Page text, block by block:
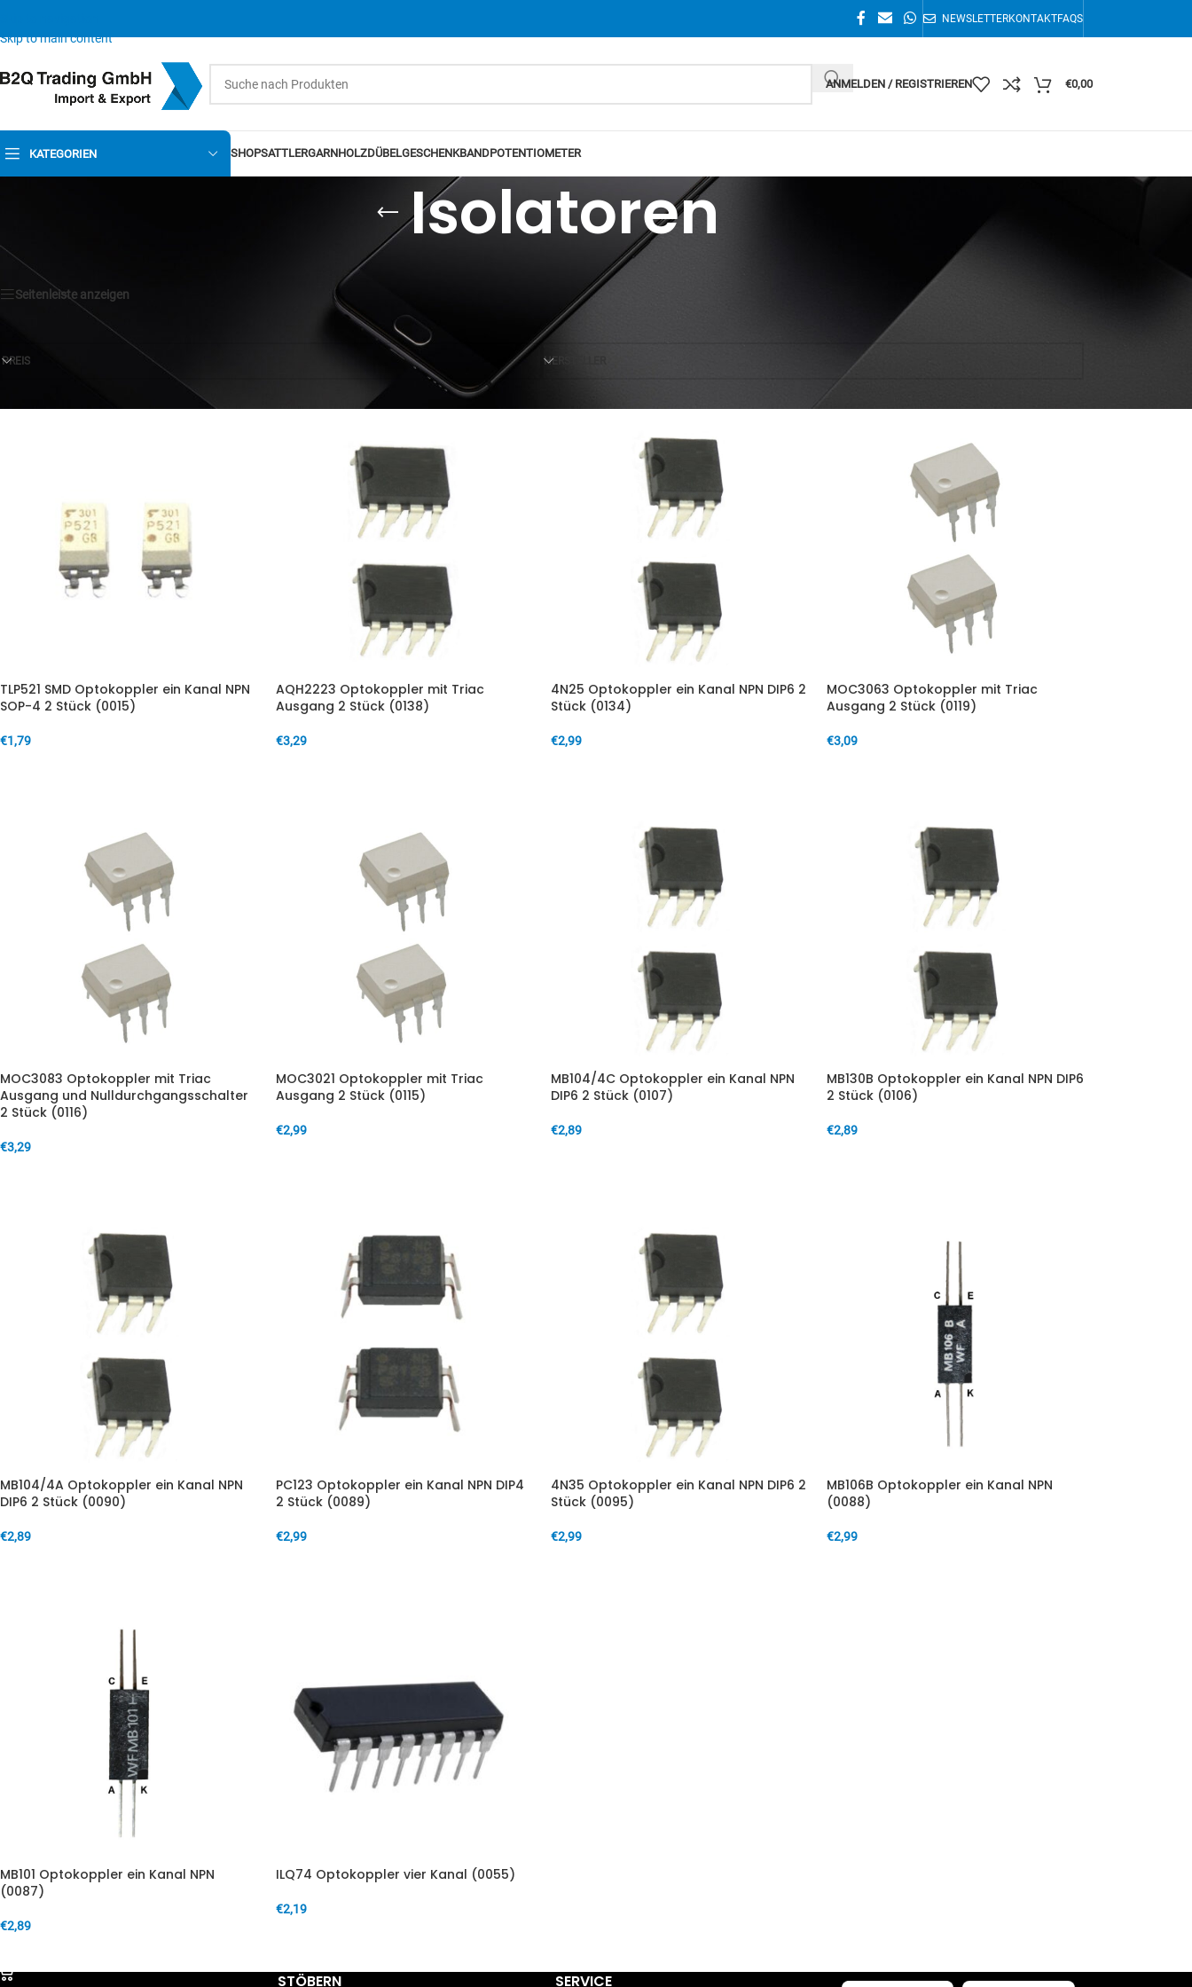
Skip to main content
NEWSLETTERKONTAKTFAQS
ANMELDEN / REGISTRIEREN €0,00
KATEGORIEN SHOPSATTLERGARNHOLZDÜBELGESCHENKBANDPOTENTIOMETER
Isolatoren
Alle 14 Ergebnisse werden angezeigt
Seitenleiste anzeigen
PREIS HERSTELLER
TLP521 SMD Optokoppler ein Kanal NPN
SOP-4 2 Stück (0015)
€1,79
AQH2223 Optokoppler mit Triac
Ausgang 2 Stück (0138)
€3,29
4N25 Optokoppler ein Kanal NPN DIP6 2
Stück (0134)
€2,99
MOC3063 Optokoppler mit Triac
Ausgang 2 Stück (0119)
€3,09
MOC3083 Optokoppler mit Triac
Ausgang und Nulldurchgangsschalter
2 Stück (0116)
€3,29
MOC3021 Optokoppler mit Triac
Ausgang 2 Stück (0115)
€2,99
MB104/4C Optokoppler ein Kanal NPN
DIP6 2 Stück (0107)
€2,89
MB130B Optokoppler ein Kanal NPN DIP6
2 Stück (0106)
€2,89
MB104/4A Optokoppler ein Kanal NPN
DIP6 2 Stück (0090)
€2,89
PC123 Optokoppler ein Kanal NPN DIP4
2 Stück (0089)
€2,99
4N35 Optokoppler ein Kanal NPN DIP6 2
Stück (0095)
€2,99
MB106B Optokoppler ein Kanal NPN
(0088)
€2,99
MB101 Optokoppler ein Kanal NPN
(0087)
€2,89
ILQ74 Optokoppler vier Kanal (0055)
€2,19
STÖBERN SERVICE